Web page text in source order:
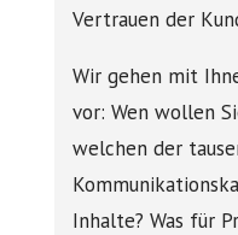
Vertrauen der
Wir gehen mit
vor: Wen wollen
welchen der
Inhalte? Was für